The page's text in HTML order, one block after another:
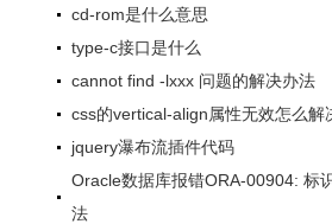
cd-rom是什么意思
type-c接口是什么
cannot find -lxxx 问题的解决办法
css的vertical-align属性无效怎么解
jquery瀑布流插件代码
Oracle数据库报错ORA-00904: 标
法